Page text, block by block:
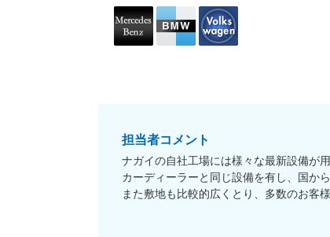
担当者コメント
ナガイの自社工場には様々な最新設備が
カーディーラーと同じ設備を有し、国か
また敷地も比較的広くとり、多数のお客